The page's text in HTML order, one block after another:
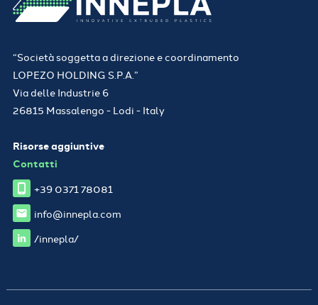
“Società soggetta a direzione e coordinamento
LOPEZO HOLDING S.P.A.”
Via delle Industrie 6
26815 Massalengo - Lodi - Italy
Risorse aggiuntive
Contatti
+39 0371 78081
info@innepla.com
/innepla/